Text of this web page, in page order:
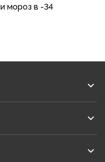
мороз в -34